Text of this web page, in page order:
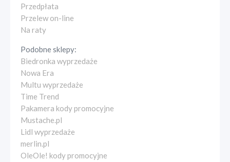
Przedpłata
Przelew on-line
Na raty
Podobne sklepy:
Biedronka wyprzedaże
Nowa Era
Multu wyprzedaże
Time Trend
Pakamera kody promocyjne
Mustache.pl
Lidl wyprzedaże
merlin.pl
OleOle! kody promocyjne